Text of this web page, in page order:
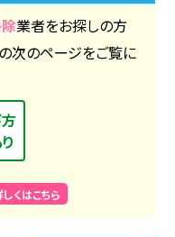
業者をお探しの方
次のページをご覧に
くはこちら